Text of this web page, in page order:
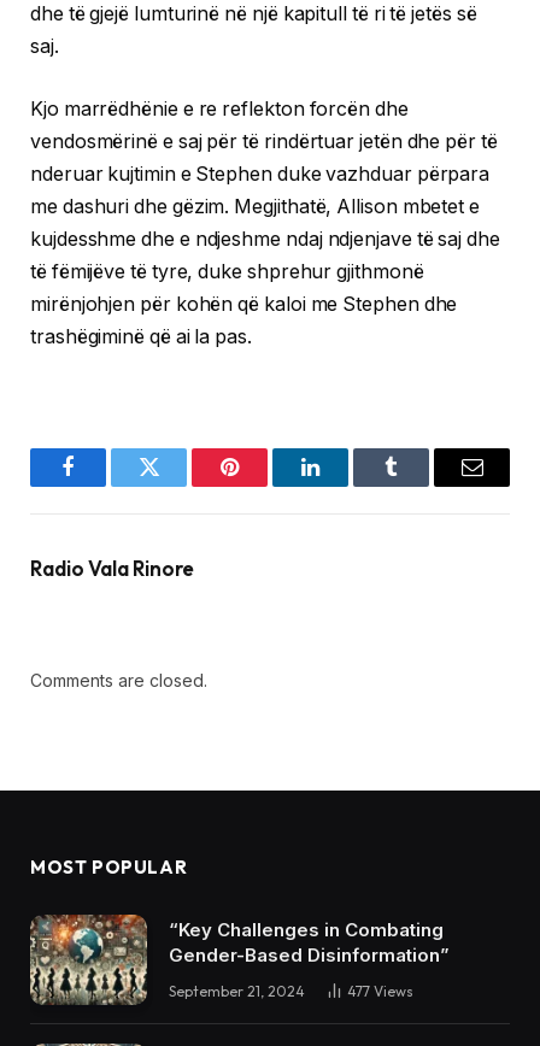
dhe të gjejë lumturinë në një kapitull të ri të jetës së
saj.
Kjo marrëdhënie e re reflekton forcën dhe
vendosmërinë e saj për të rindërtuar jetën dhe për të
nderuar kujtimin e Stephen duke vazhduar përpara
me dashuri dhe gëzim. Megjithatë, Allison mbetet e
kujdesshme dhe e ndjeshme ndaj ndjenjave të saj dhe
të fëmijëve të tyre, duke shprehur gjithmonë
mirënjohjen për kohën që kaloi me Stephen dhe
trashëgiminë që ai la pas.
FacebookTwitter Pinterest LinkedInTumblr Email
Radio Vala Rinore
Comments are closed.
MOST POPULAR
“Key Challenges in Combating
Gender-Based Disinformation”
September 21, 2024 477 Views